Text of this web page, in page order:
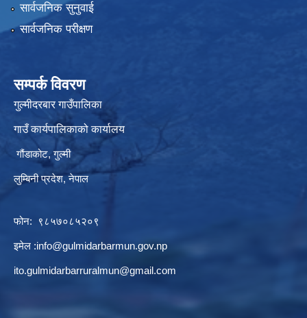
सार्वजनिक सुनुवाई
सार्वजनिक परीक्षण
सम्पर्क विवरण
गुल्मीदरबार गाउँपालिका
गाउँ कार्यपालिकाको कार्यालय
गौंडाकोट, गुल्मी
लुम्बिनी प्रदेश, नेपाल
फोन: ९८५७०८५२०९
इमेल :info@gulmidarbarmun.gov.np
ito.gulmidarbarruralmun@gmail.com